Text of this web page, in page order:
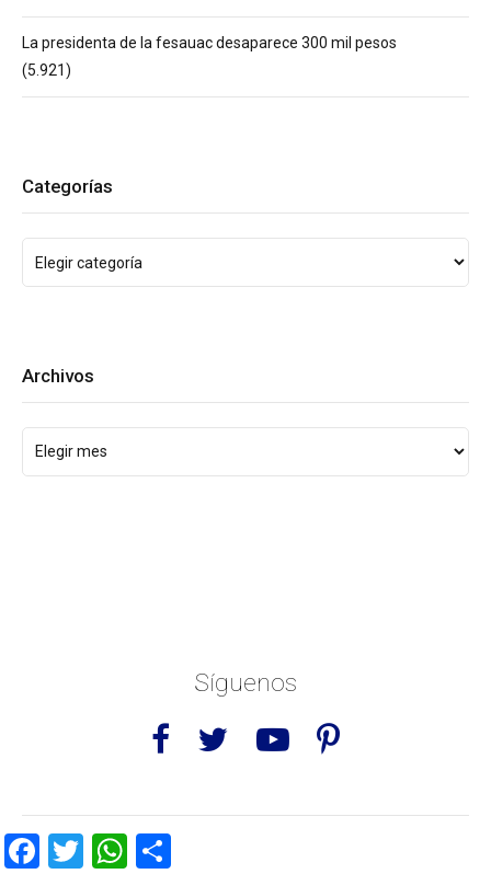
La presidenta de la fesauac desaparece 300 mil pesos
(5.921)
Categorías
Archivos
Síguenos
Facebook
TwitterWhatsApp